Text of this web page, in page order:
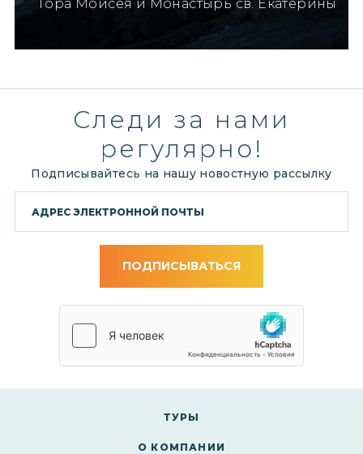
Гора Моисея и Монастырь св. Екатерины
Следи за нами
регулярно!
Подписывайтесь на нашу новостную рассылку
ПОДПИСЫВАТЬСЯ
ТУРЫ
О КОМПАНИИ